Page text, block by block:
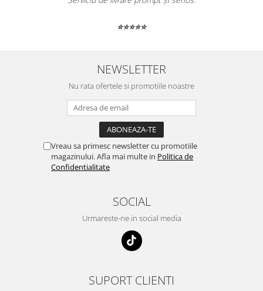
⭐⭐⭐⭐⭐
NEWSLETTER
Nu rata ofertele si promotiile noastre
Vreau sa primesc newsletter cu promotiile
magazinului. Afla mai multe in Politica de
Confidentialitate
SOCIAL
Urmareste-ne in social media
SUPORT CLIENTI